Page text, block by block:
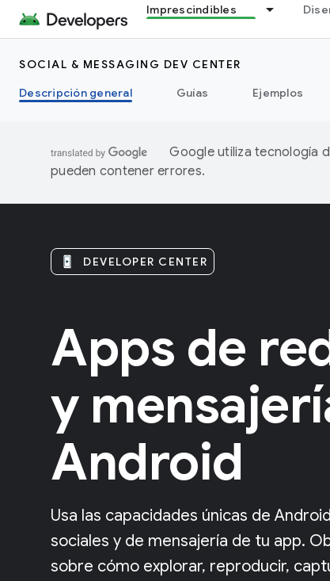
Imprescindibles
SOCIAL & MESSAGING DEV CENTER
Descripción general
Guías Ejemplos
Google utiliza tecnología
pueden contener errores.
DEVELOPER CENTER
Apps de
y
Android
Usa las capacidades únicas de
sociales y de mensajería de tu app.
sobre cómo explorar, reproducir,